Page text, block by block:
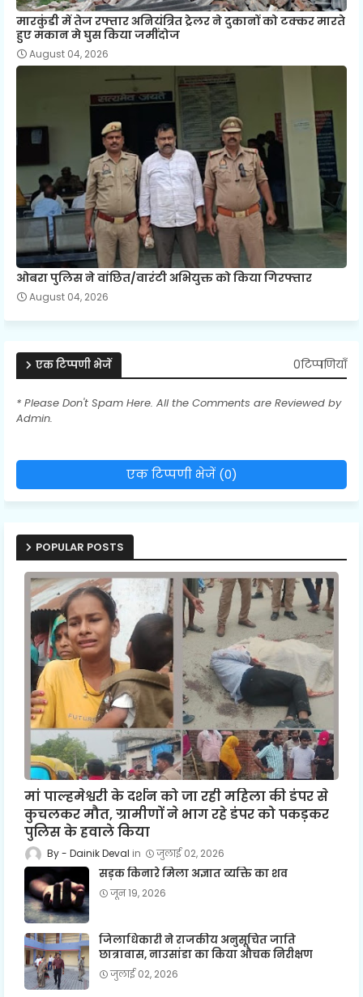
मारकुंडी में तेज रफ्तार अनियंत्रित ट्रेलर ने दुकानों को टक्कर मारते
हुए मकान मे घुस किया जमींदोज
August 04, 2026
ओबरा पुलिस ने वांछित/वारंटी अभियुक्त को किया गिरफ्तार
August 04, 2026
एक टिप्पणी भेजें 0टिप्पणियाँ
* Please Don't Spam Here. All the Comments are Reviewed by
Admin.
एक टिप्पणी भेजें (0)
POPULAR POSTS
मां पाल्हमेश्वरी के दर्शन को जा रही महिला की डंपर से
कुचलकर मौत, ग्रामीणों ने भाग रहे डंपर को पकड़कर
पुलिस के हवाले किया
Dainik Deval जुलाई 02, 2026
सड़क किनारे मिला अज्ञात व्यक्ति का शव
जून 19, 2026
जिलाधिकारी ने राजकीय अनुसूचित जाति
छात्रावास, नाउसांडा का किया औचक निरीक्षण
जुलाई 02, 2026